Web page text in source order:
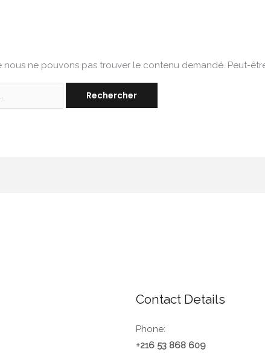
nous ne pouvons pas trouver le contenu demandé. Peut-
Contact Details
Phone:
+216 53 868 609